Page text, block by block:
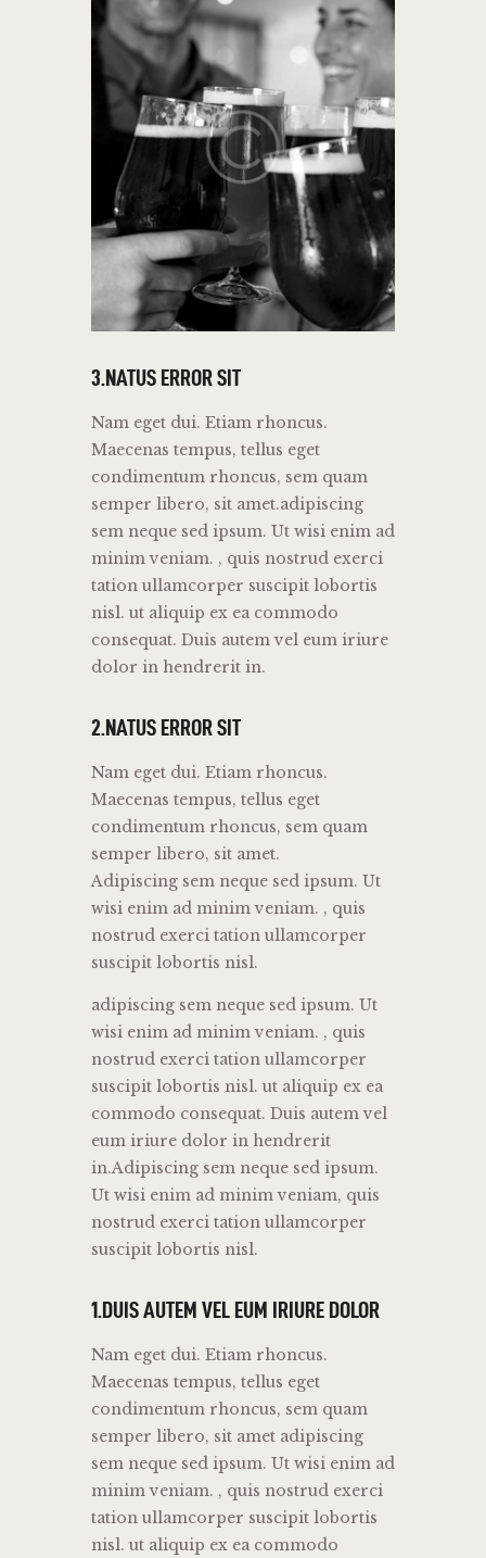
3.NATUS ERROR SIT
Nam eget dui. Etiam rhoncus.
Maecenas tempus, tellus eget
condimentum rhoncus, sem quam
semper libero, sit amet.adipiscing
sem neque sed ipsum. Ut wisi enim ad
minim veniam. , quis nostrud exerci
tation ullamcorper suscipit lobortis
nisl. ut aliquip ex ea commodo
consequat. Duis autem vel eum iriure
dolor in hendrerit in.
2.NATUS ERROR SIT
Nam eget dui. Etiam rhoncus.
Maecenas tempus, tellus eget
condimentum rhoncus, sem quam
semper libero, sit amet.
Adipiscing sem neque sed ipsum. Ut
wisi enim ad minim veniam. , quis
nostrud exerci tation ullamcorper
suscipit lobortis nisl.
adipiscing sem neque sed ipsum. Ut
wisi enim ad minim veniam. , quis
nostrud exerci tation ullamcorper
suscipit lobortis nisl. ut aliquip ex ea
commodo consequat. Duis autem vel
eum iriure dolor in hendrerit
in.Adipiscing sem neque sed ipsum.
Ut wisi enim ad minim veniam, quis
nostrud exerci tation ullamcorper
suscipit lobortis nisl.
1.DUIS AUTEM VEL EUM IRIURE DOLOR
Nam eget dui. Etiam rhoncus.
Maecenas tempus, tellus eget
condimentum rhoncus, sem quam
semper libero, sit amet adipiscing
sem neque sed ipsum. Ut wisi enim ad
minim veniam. , quis nostrud exerci
tation ullamcorper suscipit lobortis
nisl. ut aliquip ex ea commodo